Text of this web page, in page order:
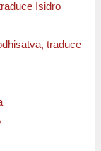
Isidro
traduce